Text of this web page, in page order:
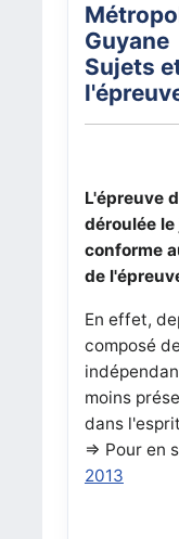
Guyane
Sujets
L'épreuve
déroulée
conforme
de
En effet,
composé
moins
dans
=> Pour en
2013